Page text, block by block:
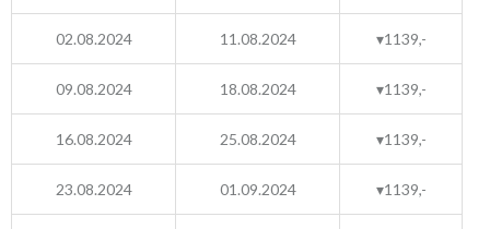
02.08.2024 11.08.2024 ▾1139,-
09.08.2024 18.08.2024 ▾1139,-
16.08.2024 25.08.2024 ▾1139,-
23.08.2024 01.09.2024 ▾1139,-